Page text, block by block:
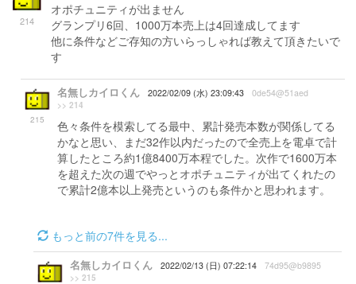
214
オポチュニティが出ません
グランプリ6回、1000万本売上は4回達成してます
他に条件などご存知の方いらっしゃれば教えて頂きたいで
す
215
名無しカイロくん 2022/02/09 (水) 23:09:43 0de54@51aed
>> 214
色々条件を模索してる最中、累計発売本数が関係してる
かなと思い、まだ32作以内だったので全売上を電卓で計
算したところ約1億8400万本程でした。次作で1600万本
を超えた次の週でやっとオポチュニティが出てくれたの
で累計2億本以上発売というのも条件かと思われます。
もっと前の7件を見る...
名無しカイロくん 2022/02/13 (日) 07:22:14 74d95@b9895
>> 215